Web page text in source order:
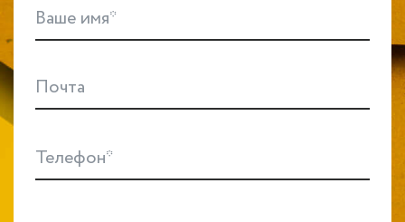
Ваше имя*
Почта
Телефон*